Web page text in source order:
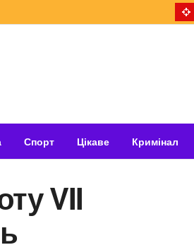
Спорт Цікаве Кримінал
VII